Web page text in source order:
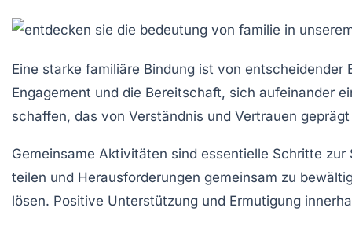
Eine starke familiäre Bindung ist von entscheidender
Engagement und die Bereitschaft, sich aufeinander
schaffen, das von Verständnis und Vertrauen
Gemeinsame Aktivitäten sind essentielle Schritte
teilen und Herausforderungen gemeinsam zu
lösen. Positive Unterstützung und Ermutigung